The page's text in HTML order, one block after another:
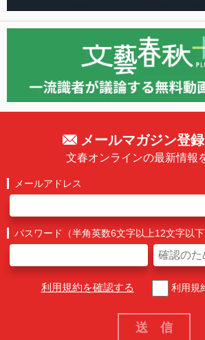
メールマガジン登録
文春オンラインの最新情報
メールアドレス
パスワード（半角英数6文字以上12文字以下
利用規約を確認する 利用規